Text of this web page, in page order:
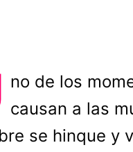
no de los
causan a las
se hinque y